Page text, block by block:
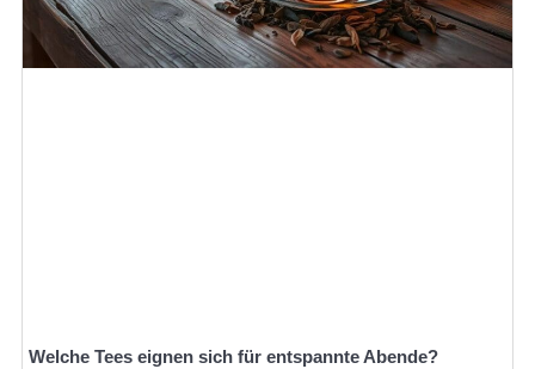
Welche Tees eignen sich für entspannte Abende?